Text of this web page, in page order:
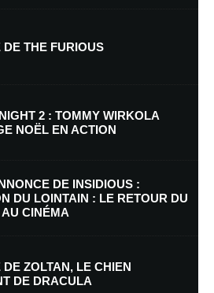
e-mail et mon site dans le navigateur pour
DE THE FURIOUS
2 : TOMMY WIRKOLA
NOËL EN ACTION
DE INSIDIOUS :
DU LOINTAIN : LE RETOUR DU
CINÉMA
DE ZOLTAN, LE CHIEN
DE DRACULA